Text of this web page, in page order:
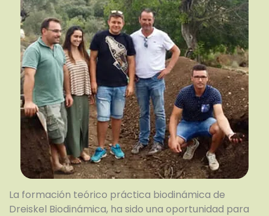
La formación teórico práctica biodinámica de
Dreiskel Biodinámica, ha sido una oportunidad para